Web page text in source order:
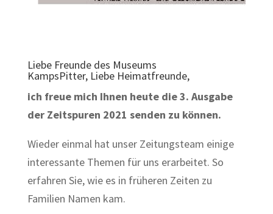
Liebe Freunde des Museums
KampsPitter, Liebe Heimatfreunde,
ich freue mich Ihnen heute die 3. Ausgabe
der Zeitspuren 2021 senden zu können.
Wieder einmal hat unser Zeitungsteam einige
interessante Themen für uns erarbeitet. So
erfahren Sie, wie es in früheren Zeiten zu
Familien Namen kam.